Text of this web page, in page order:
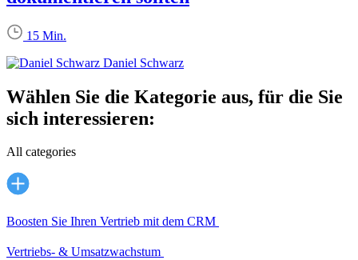
15 Min.
Daniel Schwarz
Wählen Sie die Kategorie aus, für die Sie
sich interessieren:
All categories
Boosten Sie Ihren Vertrieb mit dem CRM
Vertriebs- & Umsatzwachstum